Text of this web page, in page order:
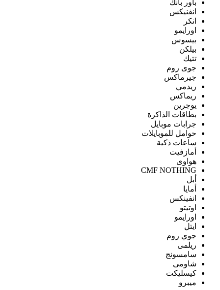
باور بانك
انفنيكس
انكر
اورايمو
بيسوس
بيلكن
تتيك
جوى روم
جيرماكس
ريدمي
ريماكس
يوجرين
بطاقات الذاكرة
جرابات موبايل
حوامل للموبايلات
ساعات ذكية
أمازفيت
هواوى
CMF NOTHING
أبل
أمايا
انفينكس
اوتيتو
اورايمو
ايتل
جوي روم
ريلمى
سامسونج
شاومى
كيسليكت
ميبرو